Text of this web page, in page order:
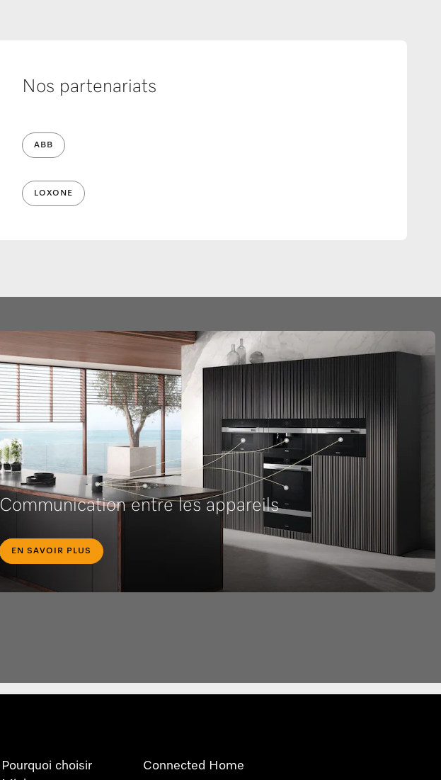
Nos partenariats
ABB
LOXONE
Communication entre les appareils
EN SAVOIR PLUS
Pourquoi choisir
Connected Home